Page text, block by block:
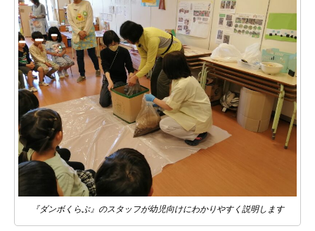
『ダンボくらぶ』のスタッフが幼児向けにわかりやすく説明します